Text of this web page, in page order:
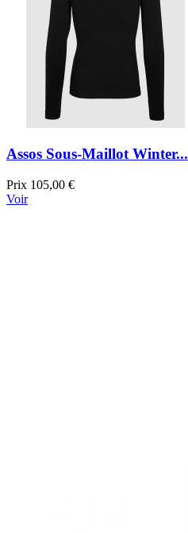
Assos Sous-Maillot Winter...
Prix 105,00 €
Voir